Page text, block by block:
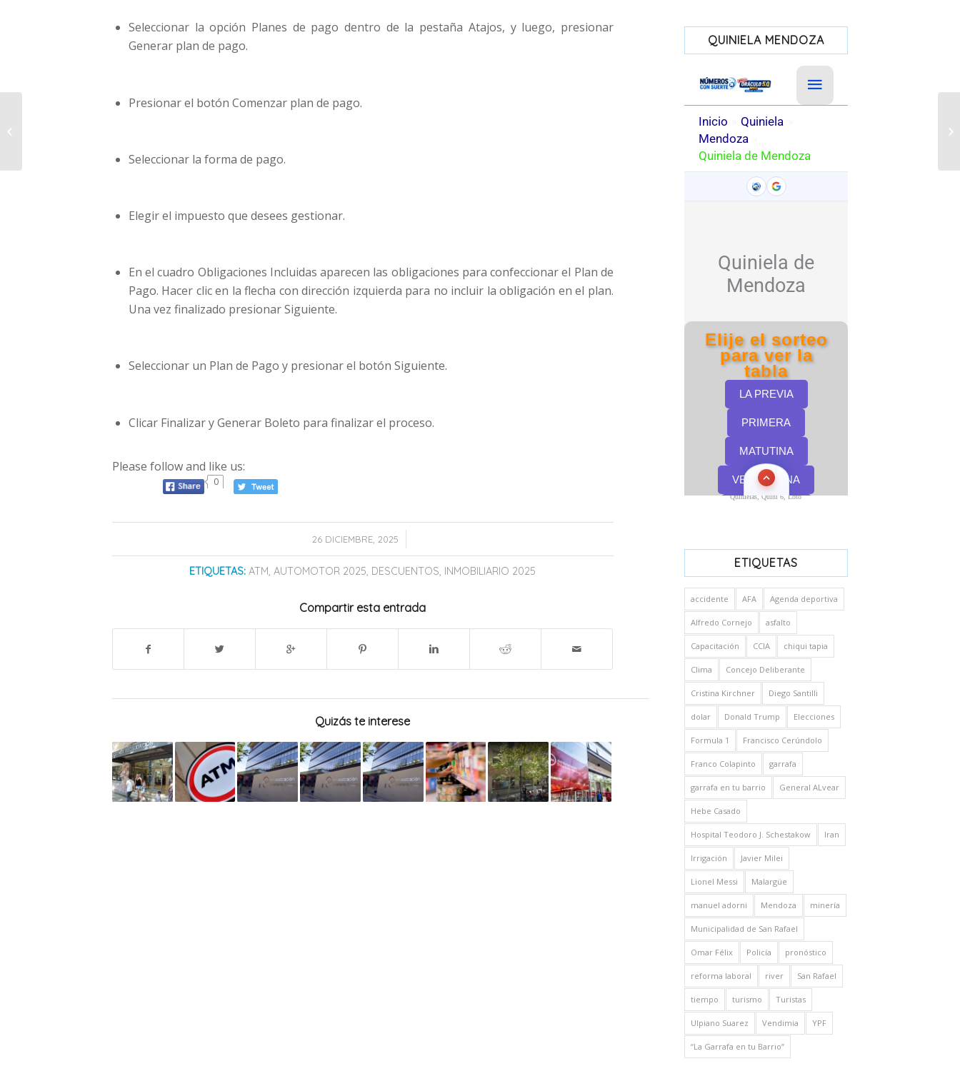
Seleccionar la opción Planes de pago dentro de la pestaña Atajos, y luego, presionar
Generar plan de pago.
Presionar el botón Comenzar plan de pago.
Seleccionar la forma de pago.
Elegir el impuesto que desees gestionar.
En el cuadro Obligaciones Incluidas aparecen las obligaciones para confeccionar el Plan de
Pago. Hacer clic en la flecha con dirección izquierda para no incluir la obligación en el plan.
Una vez finalizado presionar Siguiente.
Seleccionar un Plan de Pago y presionar el botón Siguiente.
Clicar Finalizar y Generar Boleto para finalizar el proceso.
Please follow and like us:
0
26 DICIEMBRE, 2025
/
ETIQUETAS: ATM,AUTOMOTOR 2025, DESCUENTOS, INMOBILIARIO 2025
Compartir esta entrada
Quizás te interese
QUINIELA MENDOZA
Quinielas, Quini 6, Loto
ETIQUETAS
accidente AFA Agenda deportiva
Alfredo Cornejo asfalto
Capacitación CCIA chiqui tapia
Clima Concejo Deliberante
Cristina Kirchner Diego Santilli
dolar Donald Trump Elecciones
Formula 1 Francisco Cerúndolo
Franco Colapinto garrafa
garrafa en tu barrio General ALvear
Hebe Casado
Hospital Teodoro J. Schestakow Iran
Irrigación Javier Milei
Lionel Messi Malargüe
manuel adorni Mendoza minería
Municipalidad de San Rafael
Omar Félix Policía pronóstico
reforma laboral river San Rafael
tiempo turismo Turistas
Ulpiano Suarez Vendimia YPF
“La Garrafa en tu Barrio”